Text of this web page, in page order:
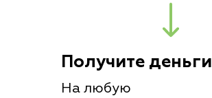
Получите деньги
На любую